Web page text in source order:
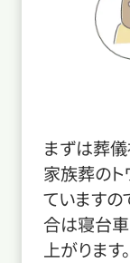
まずは葬
家族葬の
ていますの
合は寝台
上がります。